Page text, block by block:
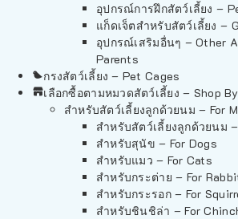
อุปกรณ์การฝึกสัตว์เลี้ยง –
แก็ดเจ็ตสำหรับสัตว์เลี้ยง –
อุปกรณ์เสริมอื่นๆ – Other
Parents
กรงสัตว์เลี้ยง – Pet Cages
เลือกซื้อตามหมวดสัตว์เลี้ยง – Shop
สำหรับสัตว์เลี้ยงลูกด้วยนม – For
สำหรับสัตว์เลี้ยงลูกด้วยนม
สำหรับสุนัข – For Dogs
สำหรับแมว – For Cats
สำหรับกระต่าย – For
สำหรับกระรอก – For
สำหรับชินชิล่า – For